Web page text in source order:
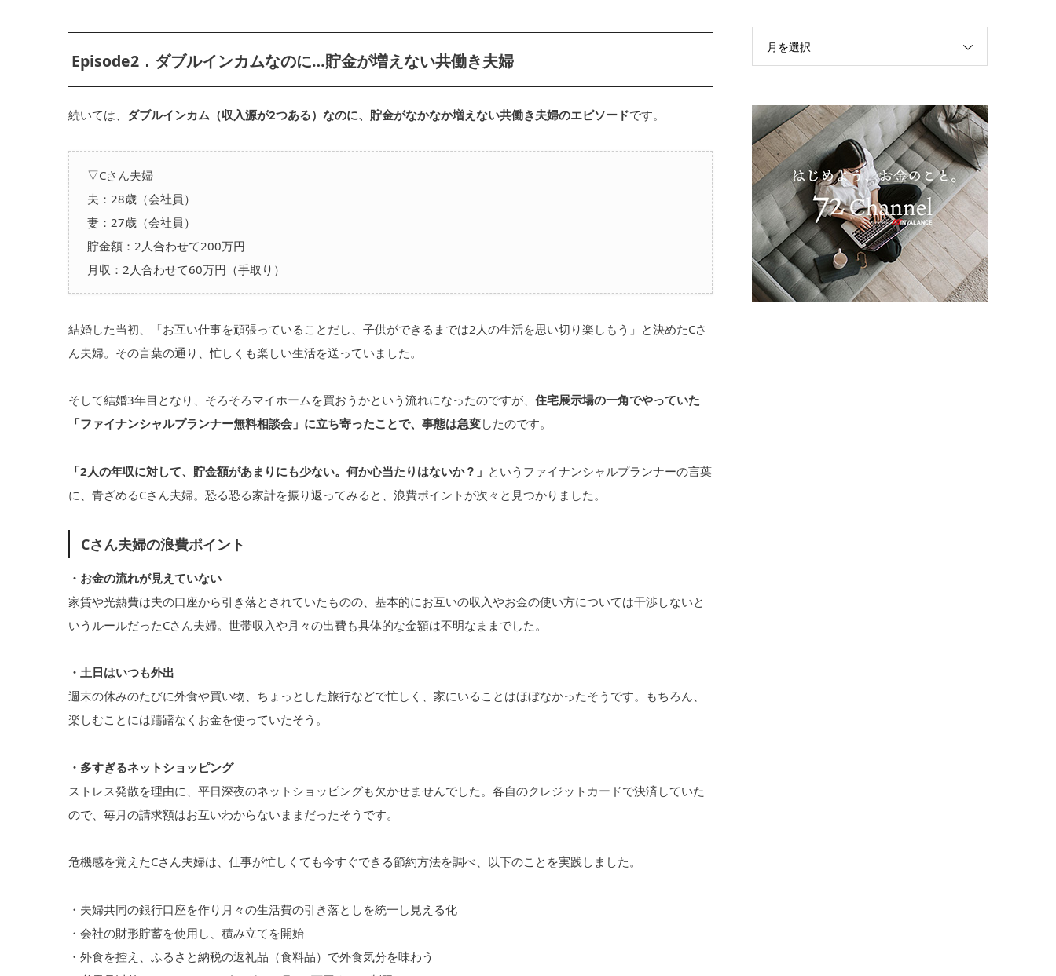
Episode2．ダブルインカムなのに…貯金が増えない共働き夫婦
続いては、 ダブルインカム（収入源が2つある）なのに、貯金がなかなか増えない共働き夫婦のエピソードです。
▽Cさん夫婦
夫：28歳（会社員）
妻：27歳（会社員）
貯金額：2人合わせて200万円
月収：2人合わせて60万円（手取り）
結婚した当初、「お互い仕事を頑張っていることだし、子供ができるまでは2人の生活を思い切り楽しもう」と決めたCさ
ん夫婦。その言葉の通り、忙しくも楽しい生活を送っていました。
そして結婚3年目となり、そろそろマイホームを買おうかという流れになったのですが、 住宅展示場の一角でやっていた
「ファイナンシャルプランナー無料相談会」に立ち寄ったことで、事態は急変したのです。
「2人の年収に対して、貯金額があまりにも少ない。何か心当たりはないか？」 というファイナンシャルプランナーの言葉
に、青ざめるCさん夫婦。恐る恐る家計を振り返ってみると、浪費ポイントが次々と見つかりました。
Cさん夫婦の浪費ポイント
・お金の流れが見えていない
家賃や光熱費は夫の口座から引き落とされていたものの、基本的にお互いの収入やお金の使い方については干渉しないと
いうルールだったCさん夫婦。世帯収入や月々の出費も具体的な金額は不明なままでした。
・土日はいつも外出
週末の休みのたびに外食や買い物、ちょっとした旅行などで忙しく、家にいることはほぼなかったそうです。もちろん、
楽しむことには躊躇なくお金を使っていたそう。
・多すぎるネットショッピング
ストレス発散を理由に、平日深夜のネットショッピングも欠かせませんでした。各自のクレジットカードで決済していた
ので、毎月の請求額はお互いわからないままだったそうです。
危機感を覚えたCさん夫婦は、仕事が忙しくても今すぐできる節約方法を調べ、以下のことを実践しました。
・夫婦共同の銀行口座を作り月々の生活費の引き落としを統一し見える化
・会社の財形貯蓄を使用し、積み立てを開始
・外食を控え、ふるさと納税の返礼品（食料品）で外食気分を味わう
月を選択